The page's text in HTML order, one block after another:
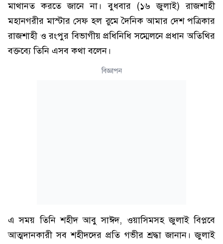
মাথানত করতে জানে না। বুধবার (১৬ জুলাই) রাজশাহী
মহানগরীর মাস্টার সেফ হল রুমে দৈনিক আমার দেশ পত্রিকার
রাজশাহী ও রংপুর বিভাগীয় প্রধিনিধি সম্মেলনে প্রধান অতিথির
বক্তব্যে তিনি এসব কথা বলেন।
বিজ্ঞাপন
এ সময় তিনি শহীদ আবু সাঈদ, ওয়াসিমসহ জুলাই বিপ্লবে
আত্মদানকারী সব শহীদদের প্রতি গভীর শ্রদ্ধা জানান। জুলাই